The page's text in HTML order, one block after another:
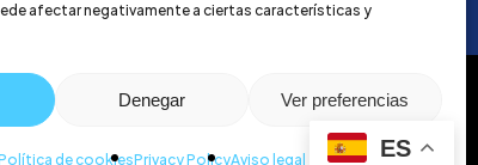
afectar negativamente a ciertas características y
Denegar Ver preferencias
de cookiesPrivacy PolicyAviso legal ES